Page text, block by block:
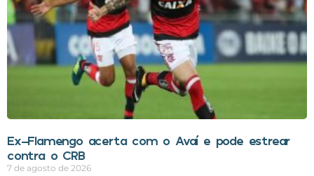
Ex-Flamengo acerta com o Avaí e pode estrear
contra o CRB
7 de agosto de 2026